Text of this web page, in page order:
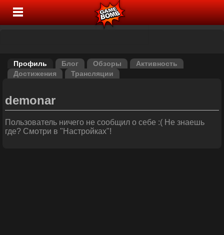
Профиль Блог Обзоры
Активность
Достижения
Трансляции
demonar
Пользователь ничего не сообщил о себе :( Не знаешь
где? Смотри в "Настройках"!